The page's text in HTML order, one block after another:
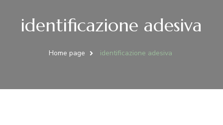
identificazione adesiva
Home page identificazione adesiva